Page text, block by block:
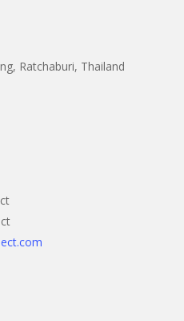
Ratchaburi, Thailand